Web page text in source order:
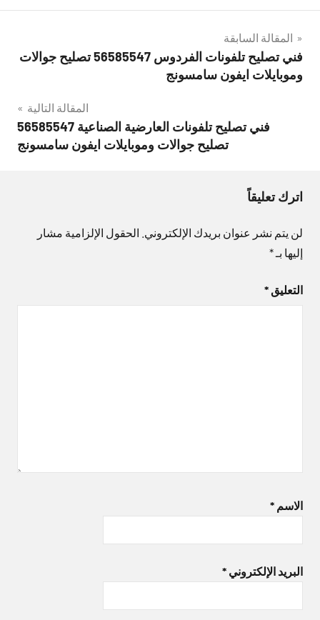
تصفّح
المقالات
المقالة السابقة
فني تصليح تلفونات الفردوس 56585547 تصليح جوالات
وموبايلات ايفون سامسونج
المقالة التالية
فني تصليح تلفونات العارضية الصناعية 56585547
تصليح جوالات وموبايلات ايفون سامسونج
اترك تعليقاً
لن يتم نشر عنوان بريدك الإلكتروني. الحقول الإلزامية مشار
إليها بـ*
التعليق *
الاسم *
البريد الإلكتروني *